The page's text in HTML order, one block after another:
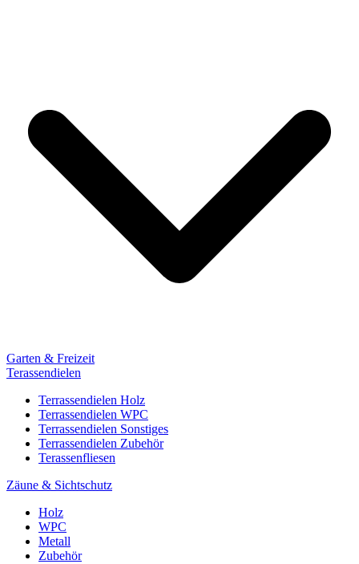
Garten & Freizeit
Terassendielen
Terrassendielen Holz
Terrassendielen WPC
Terrassendielen Sonstiges
Terrassendielen Zubehör
Terassenfliesen
Zäune & Sichtschutz
Holz
WPC
Metall
Zubehör